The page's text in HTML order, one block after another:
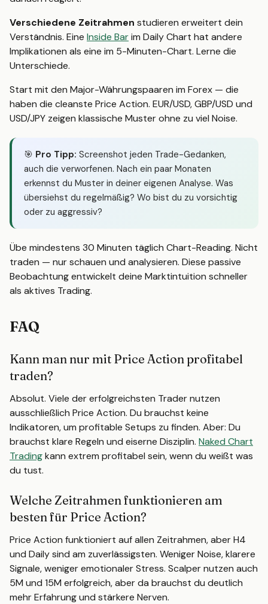
Verschiedene Zeitrahmen studieren erweitert dein
Verständnis. Eine Inside Barim Daily Chart hat andere
Implikationen als eine im 5-Minuten-Chart. Lerne die
Unterschiede.
Start mit den Major-Währungspaaren im Forex — die
haben die cleanste Price Action. EUR/USD, GBP/USD und
USD/JPY zeigen klassische Muster ohne zu viel Noise.
🎯 Pro Tipp: Screenshot jeden Trade-Gedanken,
auch die verworfenen. Nach ein paar Monaten
erkennst du Muster in deiner eigenen Analyse. Was
übersiehst du regelmäßig? Wo bist du zu vorsichtig
oder zu aggressiv?
Übe mindestens 30 Minuten täglich Chart-Reading. Nicht
traden — nur schauen und analysieren. Diese passive
Beobachtung entwickelt deine Marktintuition schneller
als aktives Trading.
FAQ
Kann man nur mit Price Action profitabel
traden?
Absolut. Viele der erfolgreichsten Trader nutzen
ausschließlich Price Action. Du brauchst keine
Indikatoren, um profitable Setups zu finden. Aber: Du
brauchst klare Regeln und eiserne Disziplin. Naked Chart
Tradingkann extrem profitabel sein, wenn du weißt was
du tust.
Welche Zeitrahmen funktionieren am
besten für Price Action?
Price Action funktioniert auf allen Zeitrahmen, aber H4
und Daily sind am zuverlässigsten. Weniger Noise, klarere
Signale, weniger emotionaler Stress. Scalper nutzen auch
5M und 15M erfolgreich, aber da brauchst du deutlich
mehr Erfahrung und stärkere Nerven.